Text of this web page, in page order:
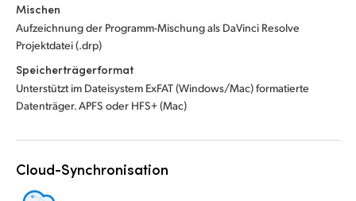
Mischen
Aufzeichnung der Programm-Mischung als DaVinci Resolve
Projektdatei (.drp)
Speicherträgerformat
Unterstützt im Dateisystem ExFAT (Windows/Mac) formatierte
Datenträger. APFS oder HFS+ (Mac)
Cloud-Synchronisation